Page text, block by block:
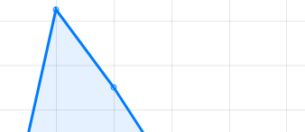
徒歩1分 130m² 250m²
徒歩8分
徒歩10分 330m² 105m²